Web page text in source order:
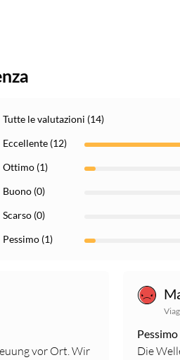
Tutte le valutazioni (14)
Eccellente (12)
Ottimo (1)
Buono (0)
Scarso (0)
Pessimo (1)
vor Ort. Wir
Pessimo
Die